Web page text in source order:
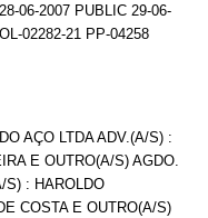
06-2007 PUBLIC 29-06-
02282-21 PP-04258
AÇO LTDA ADV.(A/S) :
E OUTRO(A/S) AGDO.
S) : HAROLDO
COSTA E OUTRO(A/S)